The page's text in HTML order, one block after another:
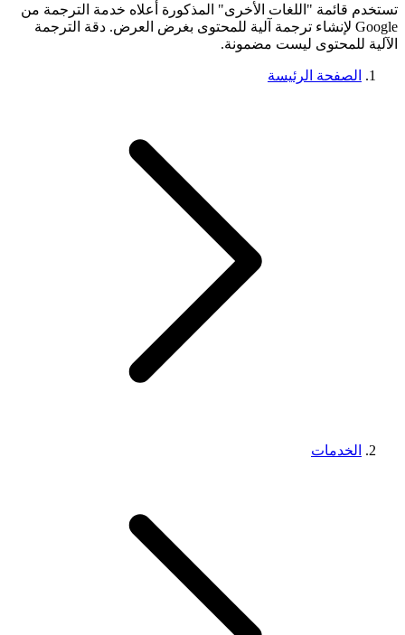
تستخدم قائمة "اللغات الأخرى" المذكورة أعلاه خدمة الترجمة من
Google لإنشاء ترجمة آلية للمحتوى بغرض العرض. دقة الترجمة
الآلية للمحتوى ليست مضمونة.
الصفحة الرئيسة
الخدمات